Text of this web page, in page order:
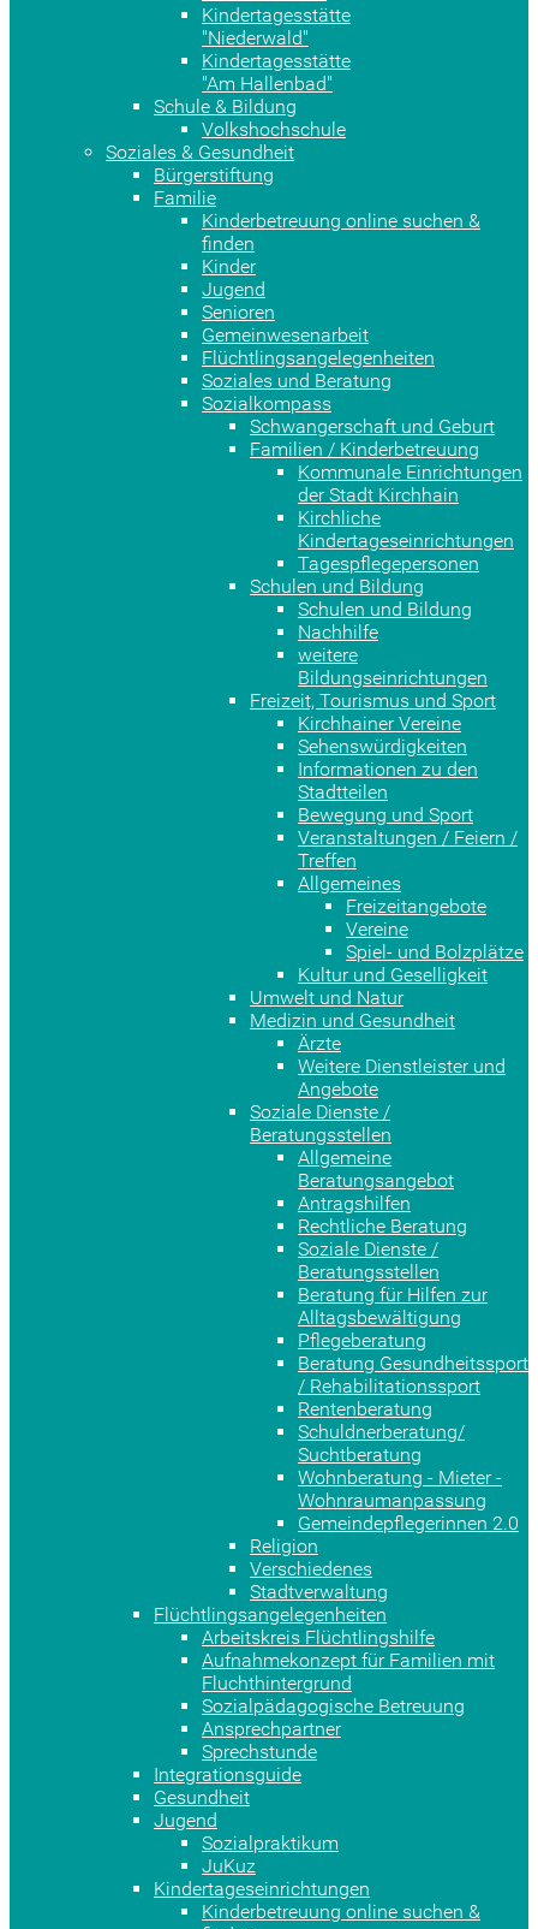
Kindertagesstätte
"Niederwald"
Kindertagesstätte
"Am Hallenbad"
Schule & Bildung
Volkshochschule
Soziales & Gesundheit
Bürgerstiftung
Familie
Kinderbetreuung online suchen &
finden
Kinder
Jugend
Senioren
Gemeinwesenarbeit
Flüchtlingsangelegenheiten
Soziales und Beratung
Sozialkompass
Schwangerschaft und Geburt
Familien / Kinderbetreuung
Kommunale Einrichtungen
der Stadt Kirchhain
Kirchliche
Kindertageseinrichtungen
Tagespflegepersonen
Schulen und Bildung
Schulen und Bildung
Nachhilfe
weitere
Bildungseinrichtungen
Freizeit, Tourismus und Sport
Kirchhainer Vereine
Sehenswürdigkeiten
Informationen zu den
Stadtteilen
Bewegung und Sport
Veranstaltungen / Feiern /
Treffen
Allgemeines
Freizeitangebote
Vereine
Spiel- und Bolzplätze
Kultur und Geselligkeit
Umwelt und Natur
Medizin und Gesundheit
Ärzte
Weitere Dienstleister und
Angebote
Soziale Dienste /
Beratungsstellen
Allgemeine
Beratungsangebot
Antragshilfen
Rechtliche Beratung
Soziale Dienste /
Beratungsstellen
Beratung für Hilfen zur
Alltagsbewältigung
Pflegeberatung
Beratung Gesundheitssport
/ Rehabilitationssport
Rentenberatung
Schuldnerberatung/
Suchtberatung
Wohnberatung - Mieter -
Wohnraumanpassung
Gemeindepflegerinnen 2.0
Religion
Verschiedenes
Stadtverwaltung
Flüchtlingsangelegenheiten
Arbeitskreis Flüchtlingshilfe
Aufnahmekonzept für Familien mit
Fluchthintergrund
Sozialpädagogische Betreuung
Ansprechpartner
Sprechstunde
Integrationsguide
Gesundheit
Jugend
Sozialpraktikum
JuKuz
Kindertageseinrichtungen
Kinderbetreuung online suchen &